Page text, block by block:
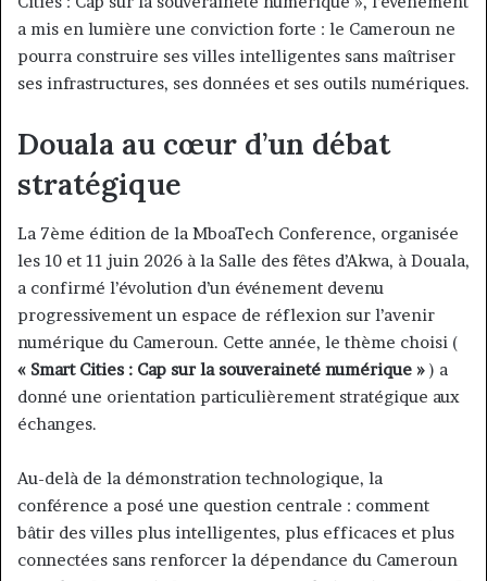
a mis en lumière une conviction forte : le Cameroun ne
pourra construire ses villes intelligentes sans maîtriser
ses infrastructures, ses données et ses outils numériques.
Douala au cœur d’un débat
stratégique
La 7ème édition de la MboaTech Conference, organisée
les 10 et 11 juin 2026 à la Salle des fêtes d’Akwa, à Douala,
a confirmé l’évolution d’un événement devenu
progressivement un espace de réflexion sur l’avenir
numérique du Cameroun. Cette année, le thème choisi (
« Smart Cities : Cap sur la souveraineté numérique » ) a
donné une orientation particulièrement stratégique aux
échanges.
Au-delà de la démonstration technologique, la
conférence a posé une question centrale : comment
bâtir des villes plus intelligentes, plus efficaces et plus
connectées sans renforcer la dépendance du Cameroun